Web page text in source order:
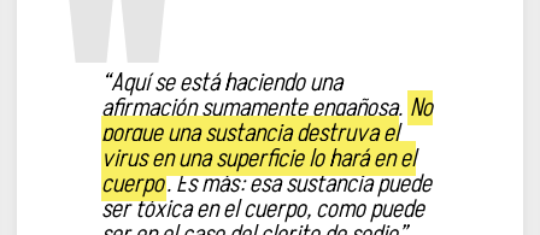
“Aquí se está haciendo una
afirmación sumamente engañosa. No
porque una sustancia destruya el
virus en una superficie lo hará en el
cuerpo. Es más: esa sustancia puede
ser tóxica en el cuerpo, como puede